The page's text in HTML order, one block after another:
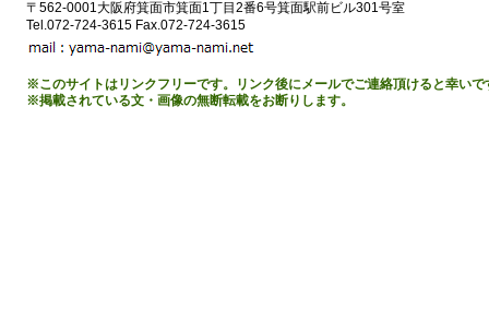
〒562-0001大阪府箕面市箕面1丁目2番6号箕面駅前ビル301号室
Tel.072-724-3615 Fax.072-724-3615
※このサイトはリンクフリーです。リンク後にメールでご連絡頂けると幸いで
※掲載されている文・画像の無断転載をお断りします。